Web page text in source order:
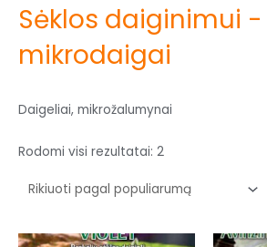
Sėklos daiginimui -
mikrodaigai
Daigeliai, mikrožalumynai
Rodomi visi rezultatai: 2